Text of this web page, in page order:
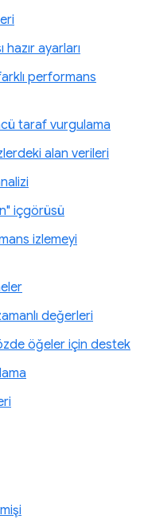
hazır ayarları
performans
taraf vurgulama
alan verileri
içgörüsü
izlemeyi
değerleri
öğeler için destek